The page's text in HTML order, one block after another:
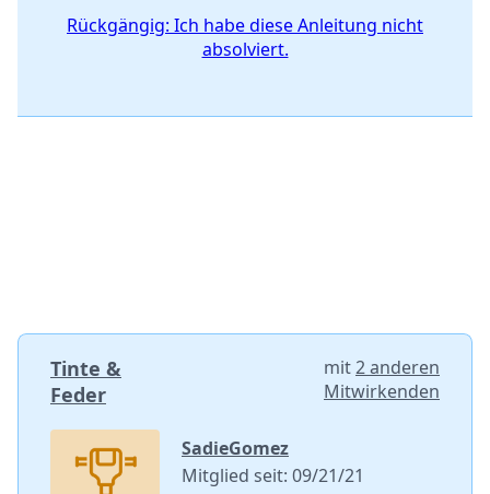
Rückgängig: Ich habe diese Anleitung nicht
absolviert.
Tinte &
Feder
mit2 anderen
Mitwirkenden
SadieGomez
Mitglied seit: 09/21/21